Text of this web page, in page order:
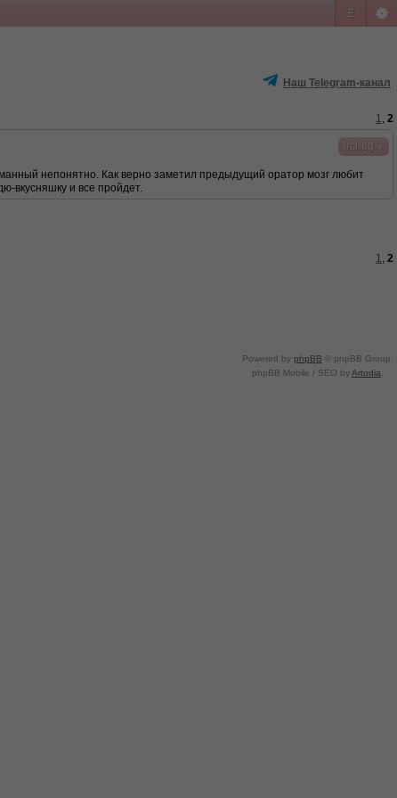
#
Наш Telegram-канал
1, 2
ircheg
непонятно. Как верно заметил предыдущий оратор мозг любит
вкусняшку и все пройдет.
1, 2
Powered by phpBB © phpBB Group.
phpBB Mobile / SEO byArtodia